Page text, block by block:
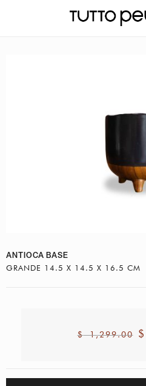
20% EN PRODUCTOS A
ANTIOCA BASE
GRANDE 14.5 X 14.5 X 16.5 CM
$1,299.00 $